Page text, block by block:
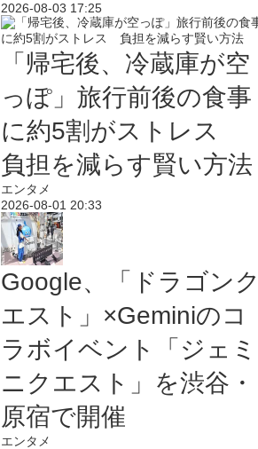
2026-08-03 17:25
「帰宅後、冷蔵庫が空
っぽ」旅行前後の食事
に約5割がストレス
負担を減らす賢い方法
エンタメ
2026-08-01 20:33
Google、「ドラゴンク
エスト」×Geminiのコ
ラボイベント「ジェミ
ニクエスト」を渋谷・
原宿で開催
エンタメ